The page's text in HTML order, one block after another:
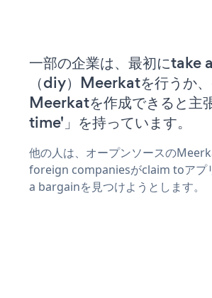
一部の企業は、最初にtake
（diy）Meerkatを行うか
Meerkatを作成できると主
time'」を持っています。
他の人は、オープンソースの
foreign companiesがclaim toアプ
a bargainを見つけようとします。